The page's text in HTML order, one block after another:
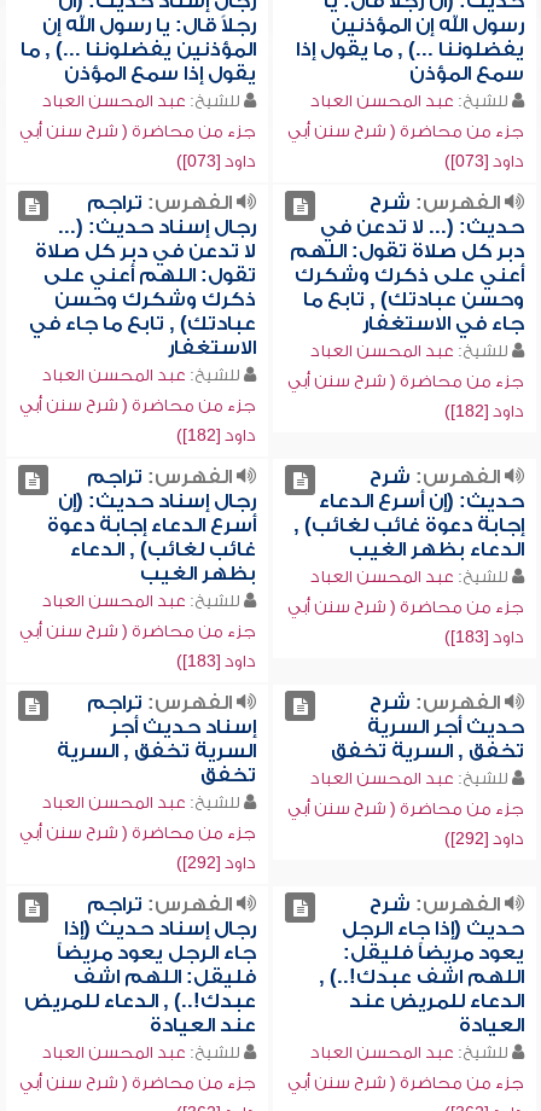
رسول الله إن المؤذنين
يفضلوننا ...) , ما يقول إذا
سمع المؤذن
للشيخ: عبد المحسن العباد
جزء من محاضرة ( شرح سنن أبي
داود [073])
رجلاً قال: يا رسول الله إن
المؤذنين يفضلوننا ...) , ما
يقول إذا سمع المؤذن
للشيخ: عبد المحسن العباد
جزء من محاضرة ( شرح سنن أبي
داود [073])
الفهرس: شرح
حديث: (... لا تدعن في
دبر كل صلاة تقول: اللهم
أعني على ذكرك وشكرك
وحسن عبادتك) , تابع ما
جاء في الاستغفار
للشيخ: عبد المحسن العباد
جزء من محاضرة ( شرح سنن أبي
داود [182])
الفهرس: تراجم
رجال إسناد حديث: (...
لا تدعن في دبر كل صلاة
تقول: اللهم أعني على
ذكرك وشكرك وحسن
عبادتك) , تابع ما جاء في
الاستغفار
للشيخ: عبد المحسن العباد
جزء من محاضرة ( شرح سنن أبي
داود [182])
الفهرس: شرح
حديث: (إن أسرع الدعاء
إجابة دعوة غائب لغائب) ,
الدعاء بظهر الغيب
للشيخ: عبد المحسن العباد
جزء من محاضرة ( شرح سنن أبي
داود [183])
الفهرس: تراجم
رجال إسناد حديث: (إن
أسرع الدعاء إجابة دعوة
غائب لغائب) , الدعاء
بظهر الغيب
للشيخ: عبد المحسن العباد
جزء من محاضرة ( شرح سنن أبي
داود [183])
الفهرس: شرح
حديث أجر السرية
تخفق , السرية تخفق
للشيخ: عبد المحسن العباد
جزء من محاضرة ( شرح سنن أبي
داود [292])
الفهرس: تراجم
إسناد حديث أجر
السرية تخفق , السرية
تخفق
للشيخ: عبد المحسن العباد
جزء من محاضرة ( شرح سنن أبي
داود [292])
الفهرس: شرح
حديث (إذا جاء الرجل
يعود مريضاً فليقل:
اللهم اشف عبدك!..) ,
الدعاء للمريض عند
العيادة
للشيخ: عبد المحسن العباد
جزء من محاضرة ( شرح سنن أبي
الفهرس: تراجم
رجال إسناد حديث (إذا
جاء الرجل يعود مريضاً
فليقل: اللهم اشف
عبدك!..) , الدعاء للمريض
عند العيادة
للشيخ: عبد المحسن العباد
جزء من محاضرة ( شرح سنن أبي